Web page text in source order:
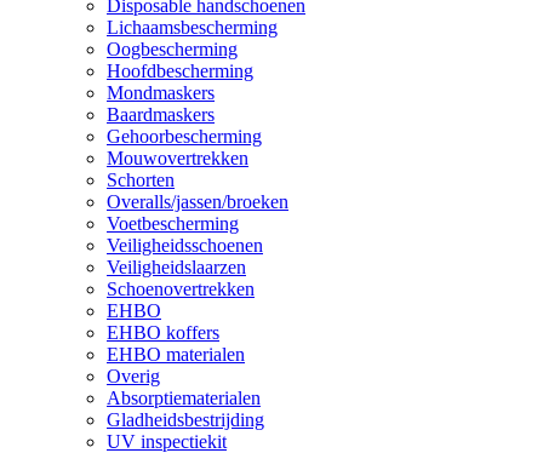
Disposable handschoenen
Lichaamsbescherming
Oogbescherming
Hoofdbescherming
Mondmaskers
Baardmaskers
Gehoorbescherming
Mouwovertrekken
Schorten
Overalls/jassen/broeken
Voetbescherming
Veiligheidsschoenen
Veiligheidslaarzen
Schoenovertrekken
EHBO
EHBO koffers
EHBO materialen
Overig
Absorptiematerialen
Gladheidsbestrijding
UV inspectiekit